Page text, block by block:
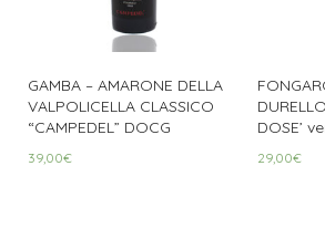
GAMBA – AMARONE DELLA
VALPOLICELLA CLASSICO
“CAMPEDEL” DOCG
39,00€
DOSE’
29,00€